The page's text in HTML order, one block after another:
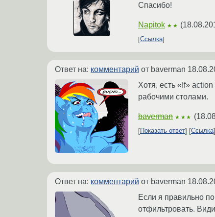
Спасибо!
Napitok ★★ (
Ссылка
Ответ на: комментарий от baverman
Хотя, есть «If»
рабочими столами.
baverman ★★★ (
Показать ответ Ссылка
Ответ на: комментарий от baverman
Если я правильно
отфильтровать.